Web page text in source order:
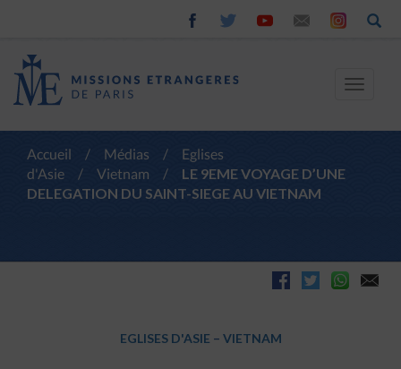
Toggle
Accueil / Médias /
Eglises
d'Asie
/ Vietnam /
LE 9EME VOYAGE D’UNE
DELEGATION DU SAINT-SIEGE AU VIETNAM
EGLISES D'ASIE – VIETNAM